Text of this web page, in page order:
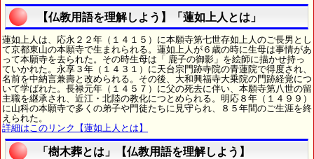
【仏教用語を理解しよう】「蓮如上人とは」
蓮如上人は、応永２２年（１４１５）に本願寺第七世存如上人のご長男とし
て京都東山の本願寺で生まれられる。蓮如上人が６歳の時に生母は事情があ
って本願寺を去られた。その時生母は「 鹿子の御影」を絵師に描かせ持っ
ていかれた。永享３年（１４３１）に天台宗門跡寺院の青蓮院で得度され、
名前を中納言兼壽と改められる。その後、大和興福寺大乗院の門跡経覚につ
いて学ばれた。長禄元年（１４５７）に父の死去に伴い、本願寺第八世の留
主職を継承され、近江・北陸の教化につとめられる。明応８年（１４９９）
に山科の本願寺で多くの弟子や門徒たちに見守られ、８５年間のご生涯を終
えられた。
詳細はこのリンク【蓮如上人とは】
「樹木葬とは」【仏教用語を理解しよう】